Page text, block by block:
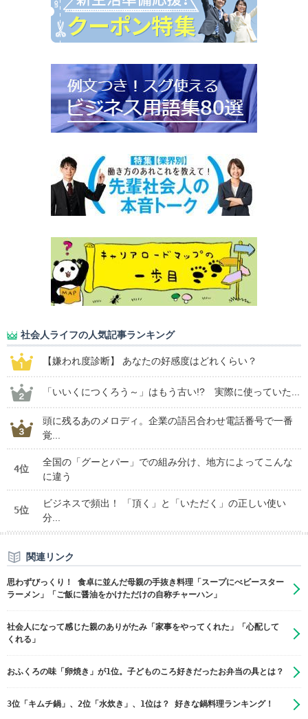
社会人ライフの人気記事ランキング
【嫌われ度診断】 あなたの好感度はどれくらい？
「いいくにつくろう～」はもう古い!? 実際に使っていた...
頭に残るあのメロディ。企業の語呂合わせ電話番号で一番
覚...
4位
全国の「グーとパー」での組み分け、地方によってこんな
に違う
5位
ビジネスで頻出！ 「頂く」と「いただく」の正しい使い
分...
関連リンク
思わずびっくり！ 食卓に並んだ母親の手抜き料理「スープにべビースター
ラーメン」「ご飯に醤油をかけただけの自称チャーハン」
社会人になって感じた親のありがたみ「家事をやってくれた」「心配して
くれる」
おふくろの味「卵焼き」が1位。子どものころ好きだったお弁当の具とは？
3位「キムチ鍋」、2位「水炊き」、1位は？ 好きな鍋料理ランキング！